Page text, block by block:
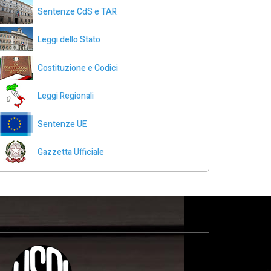
Sentenze CdS e TAR
Leggi dello Stato
Costituzione e Codici
Leggi Regionali
Sentenze UE
Gazzetta Ufficiale